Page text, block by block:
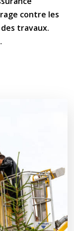
contre les
travaux.